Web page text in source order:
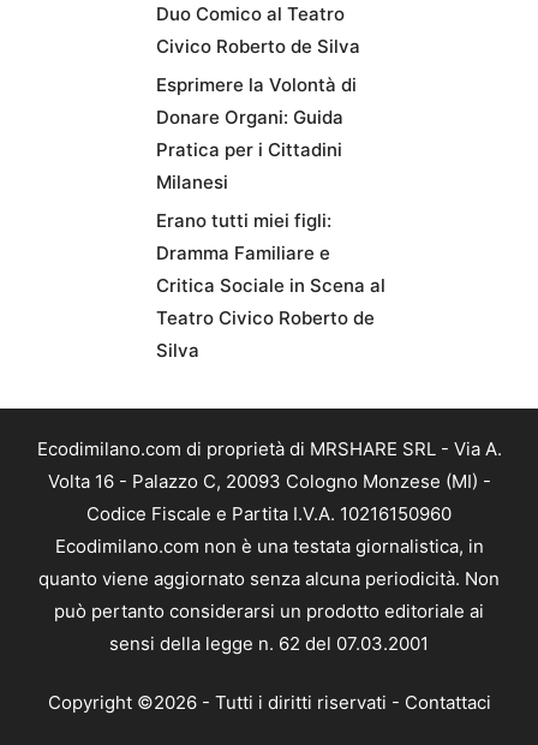
Duo Comico al Teatro
Civico Roberto de Silva
Esprimere la Volontà di
Donare Organi: Guida
Pratica per i Cittadini
Milanesi
Erano tutti miei figli:
Dramma Familiare e
Critica Sociale in Scena al
Teatro Civico Roberto de
Silva
Ecodimilano.com di proprietà di MRSHARE SRL - Via A.
Volta 16 - Palazzo C, 20093 Cologno Monzese (MI) -
Codice Fiscale e Partita I.V.A. 10216150960
Ecodimilano.com non è una testata giornalistica, in
quanto viene aggiornato senza alcuna periodicità. Non
può pertanto considerarsi un prodotto editoriale ai
sensi della legge n. 62 del 07.03.2001
Copyright ©2026 - Tutti i diritti riservati - Contattaci